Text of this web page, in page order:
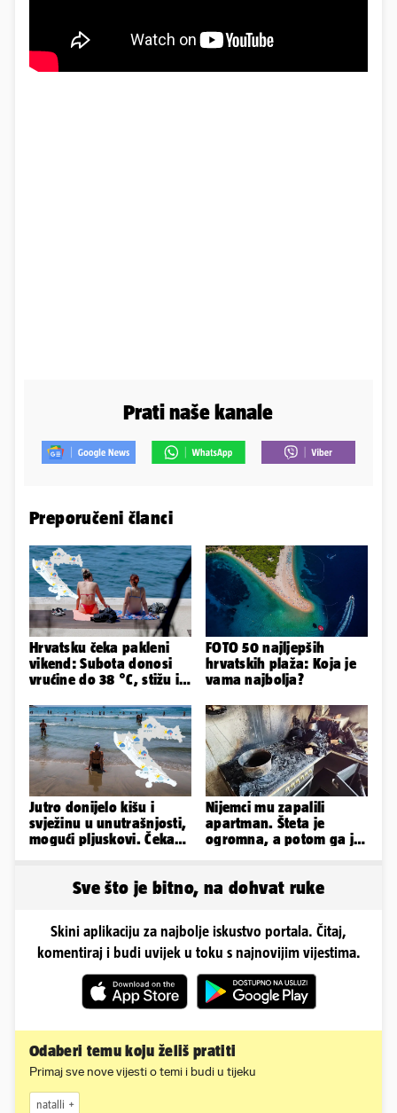
Prati naše kanale
Preporučeni članci
Hrvatsku čeka pakleni
vikend: Subota donosi
vrućine do 38 °C, stižu i
FOTO 50 najljepših
hrvatskih plaža: Koja je
vama najbolja?
Jutro donijelo kišu i
svježinu u unutrašnjosti,
mogući pljuskovi. Čeka
Nijemci mu zapalili
apartman. Šteta je
ogromna, a potom ga je
Sve što je bitno, na dohvat ruke
Skini aplikaciju za najbolje iskustvo portala. Čitaj,
komentiraj i budi uvijek u toku s najnovijim vijestima.
Odaberi temu koju želiš pratiti
Primaj sve nove vijesti o temi i budi u tijeku
natalli